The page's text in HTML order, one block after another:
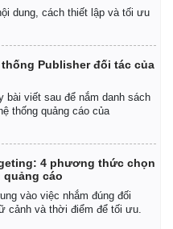
Infographic
dung, cách thiết lập và tối ưu
thống Publisher đối tác của
bài viết sau để nắm danh sách
thống quảng cáo của
4 phương thức chọn
quảng cáo
vào việc nhắm đúng đối
cảnh và thời điểm để tối ưu.